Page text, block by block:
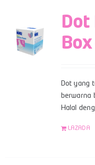
Dot
Box
Dot yang
berwarna
Halal
LAZADA